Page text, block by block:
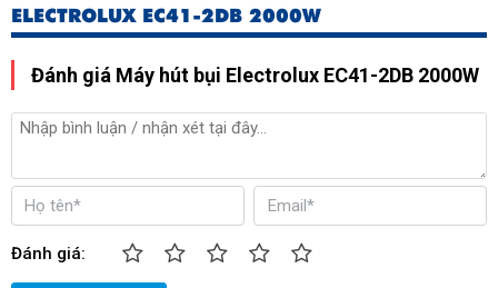
ELECTROLUX EC41-2DB 2000W
Đánh giá Máy hút bụi Electrolux EC41-2DB 2000W
Đánh giá: